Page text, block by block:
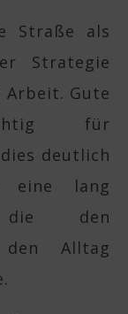
Straße als
Strategie
Arbeit. Gute
für
deutlich
eine lang
die den
den Alltag